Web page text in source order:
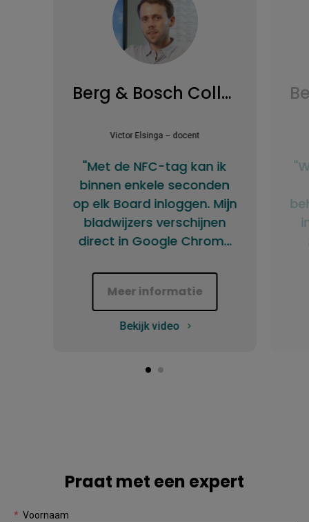
Berg & Bosch College
Victor Elsinga – docent
"Met de NFC-tag kan ik
binnen enkele seconden
op elk Board inloggen. Mijn
bladwijzers verschijnen
direct in Google Chrome
lesmateriaal vanuit Drive.
EZWrite helpt me lessen
structureren, samen met
leerlingen te evalueren en
afbeeldingen om te zetten
Meer informatie
Bekijk video
Praat met een expert
Voornaam
*